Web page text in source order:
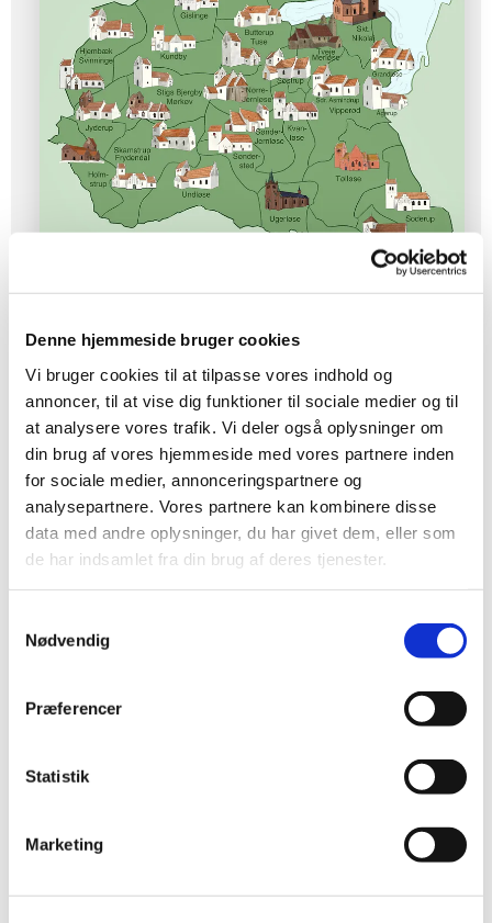
Denne hjemmeside bruger cookies
Vi bruger cookies til at tilpasse vores indhold og
annoncer, til at vise dig funktioner til sociale medier og til
at analysere vores trafik. Vi deler også oplysninger om
din brug af vores hjemmeside med vores partnere inden
for sociale medier, annonceringspartnere og
analysepartnere. Vores partnere kan kombinere disse
data med andre oplysninger, du har givet dem, eller som
de har indsamlet fra din brug af deres tjenester.
Nødvendig
Præferencer
Statistik
Marketing
Nyheder i provstiet